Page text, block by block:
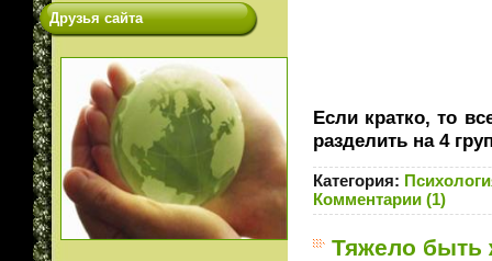
Друзья сайта
Если кратко, то
разделить на 4
Категория:
Комментарии (1)
Тяжело